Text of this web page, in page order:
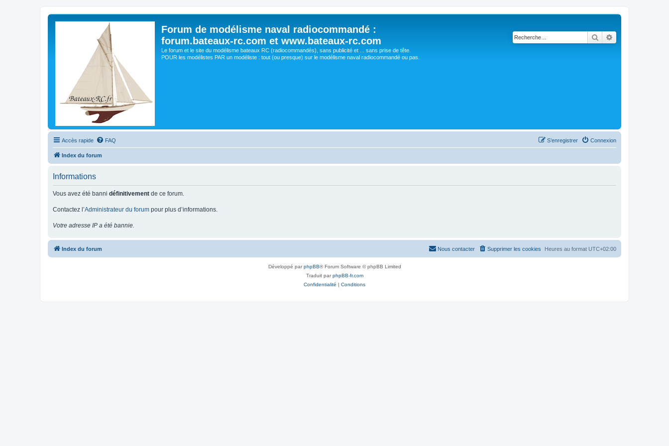
Forum de modélisme naval radiocommandé :
forum.bateaux-rc.com et www.bateaux-rc.com
Le forum et le site du modélisme bateaux RC (radiocommandés), sans publicité et ... sans prise de tête.
POUR les modélistes PAR un modéliste : tout (ou presque) sur le modélisme naval radiocommandé ou pas.
Rechercher
Accès rapide FAQ Connexion
S’enregistrer
Index du forum
Informations
Vous avez été banni définitivement de ce forum.
Contactez l’Administrateur du forum pour plus d’informations.
Votre adresse IP a été bannie.
Index du forum Heures au format UTC+02:00
Supprimer les cookies
Nous contacter
Développé parphpBB® Forum Software © phpBB Limited
Traduit parphpBB-fr.com
Confidentialité | Conditions